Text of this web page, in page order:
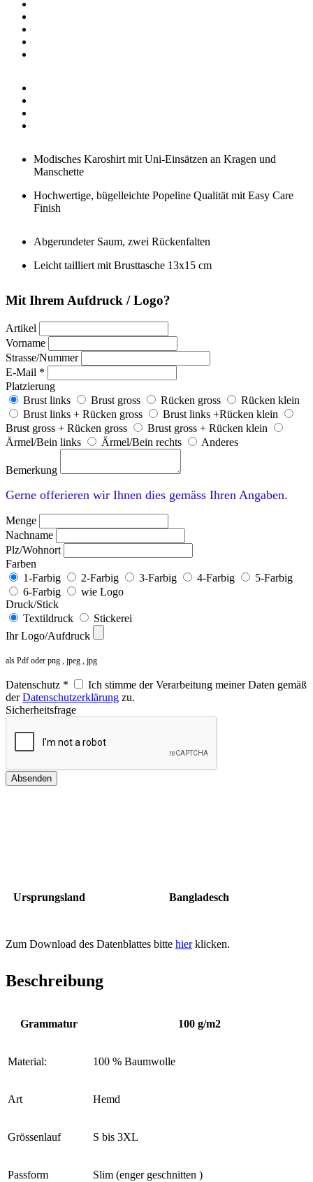
Modisches Karoshirt mit Uni-Einsätzen an Kragen und
Manschette
Hochwertige, bügelleichte Popeline Qualität mit Easy Care
Finish
Abgerundeter Saum, zwei Rückenfalten
Leicht tailliert mit Brusttasche 13x15 cm
Mit Ihrem Aufdruck / Logo?
Artikel
Vorname
Strasse/Nummer
E-Mail *
Platzierung
Brust links
Brust gross Rücken gross
Rücken klein
Brust links + Rücken gross
Brust links +Rücken klein
Brust gross + Rücken gross
Brust gross + Rücken klein
Ärmel/Bein links
Ärmel/Bein rechts Anderes
Bemerkung
Gerne offerieren wir Ihnen dies gemäss Ihren Angaben.
Menge
Nachname
Plz/Wohnort
Farben
1-Farbig
2-Farbig 3-Farbig 4-Farbig
5-Farbig
6-Farbig
wie Logo
Druck/Stick
Textildruck
Stickerei
Ihr Logo/Aufdruck
als Pdf oder png , jpeg , jpg
Datenschutz *
Ich stimme der Verarbeitung meiner Daten gemäß
derDatenschutzerklärung zu.
Sicherheitsfrage
Ursprungsland Bangladesch
Zum Download des Datenblattes bitte hierklicken.
Beschreibung
Grammatur 100 g/m2
Material: 100 % Baumwolle
Art Hemd
Grössenlauf S bis 3XL
Passform Slim (enger geschnitten )